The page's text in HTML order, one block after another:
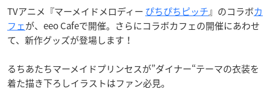
TVアニメ『マーメイドメロディー ぴちぴちピッチ』のコラボカ
フェが、eeo Cafeで開催。さらにコラボカフェの開催にあわせ
て、新作グッズが登場します！
るちあたちマーメイドプリンセスが”ダイナー“テーマの衣装を
着た描き下ろしイラストはファン必見。